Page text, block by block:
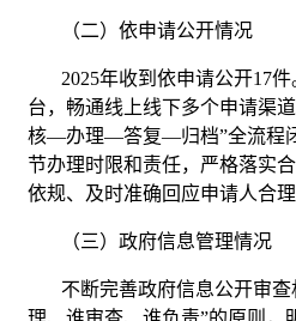
（二）依申请公开情况
2025年收到依申请公开17件
台，畅通线上线下多个申请渠
核—办理—答复—归档”全流程
节办理时限和责任，严格落实
依规、及时准确回应申请人合理
（三）政府信息管理情况
不断完善政府信息公开审查